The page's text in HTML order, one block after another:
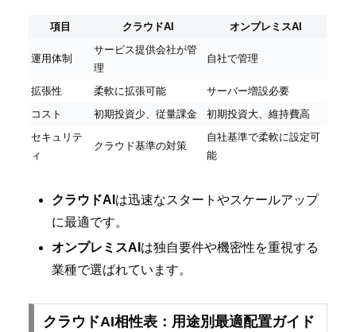
項目 クラウドAI オンプレミスAI
運用体制
サービス提供会社が管
理
自社で管理
拡張性 柔軟に拡張可能
サーバー増設必要
コスト
初期投資少、従量課金
初期投資大、維持費高
セキュリテ
ィ
クラウド基準の対策
自社基準で柔軟に設定可
能
クラウドAI は迅速なスタートやスケールアップ
に最適です。
オンプレミスAI は独自要件や機密性を重視する
業種で選ばれています。
クラウドAI相性表：用途別最適配置ガイド